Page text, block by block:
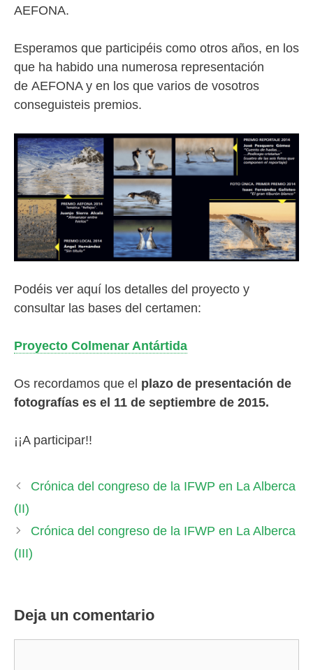
AEFONA.
Esperamos que participéis como otros años, en los
que ha habido una numerosa representación
de AEFONA y en los que varios de vosotros
conseguisteis premios.
Podéis ver aquí los detalles del proyecto y
consultar las bases del certamen:
Proyecto Colmenar Antártida
Os recordamos que el plazo de presentación de
fotografías es el 11 de septiembre de 2015.
¡¡A participar!!
Crónica del congreso de la IFWP en La Alberca
(II)
Crónica del congreso de la IFWP en La Alberca
(III)
Deja un comentario